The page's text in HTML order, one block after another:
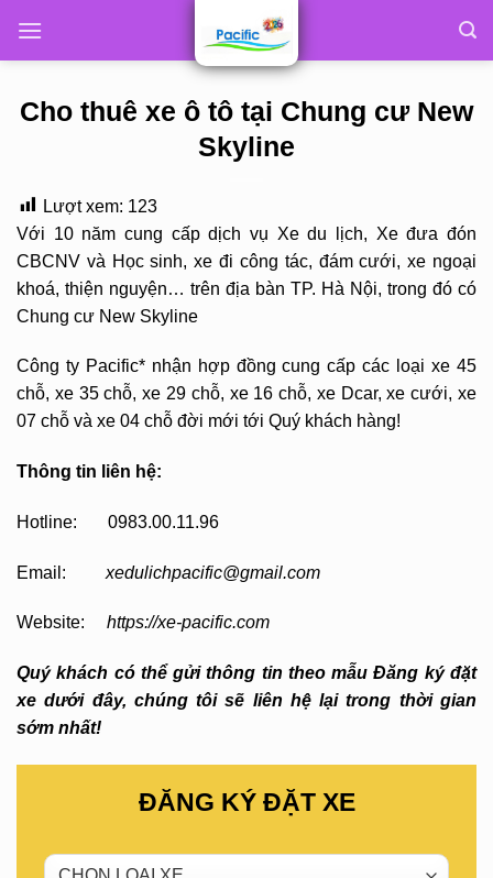
Cho thuê xe ô tô tại Chung cư New
Skyline
Lượt xem: 123
Với 10 năm cung cấp dịch vụ Xe du lịch, Xe đưa đón
CBCNV và Học sinh, xe đi công tác, đám cưới, xe ngoại
khoá, thiện nguyện… trên địa bàn TP. Hà Nội, trong đó có
Chung cư New Skyline
Công ty Pacific* nhận hợp đồng cung cấp các loại xe 45
chỗ, xe 35 chỗ, xe 29 chỗ, xe 16 chỗ, xe Dcar, xe cưới, xe
07 chỗ và xe 04 chỗ đời mới tới Quý khách hàng!
Thông tin liên hệ:
Hotline: 0983.00.11.96
Email: xedulichpacific@gmail.com
Website: https://xe-pacific.com
Quý khách có thể gửi thông tin theo mẫu Đăng ký đặt
xe dưới đây, chúng tôi sẽ liên hệ lại trong thời gian
sớm nhất!
ĐĂNG KÝ ĐẶT XE